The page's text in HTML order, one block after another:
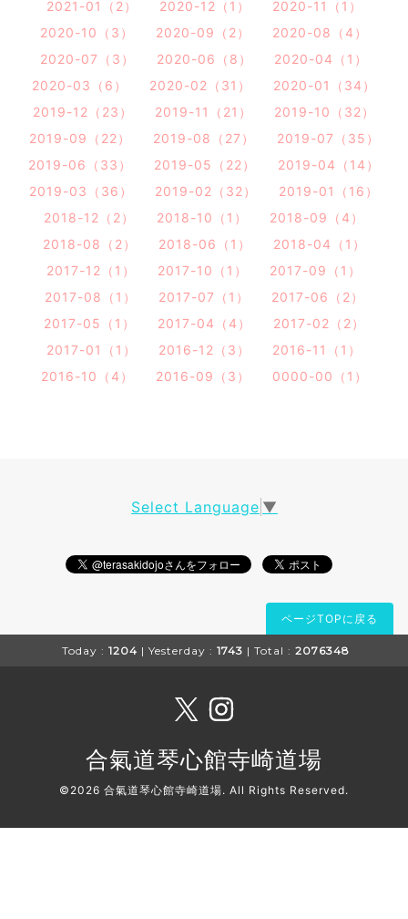
2021-01（2）
2020-12（1）
2020-11（1）
2020-10（3）
2020-09（2）
2020-08（4）
2020-07（3）
2020-06（8）
2020-04（1）
2020-03（6）
2020-02（31）
2020-01（34）
2019-12（23）
2019-11（21）
2019-10（32）
2019-09（22）
2019-08（27）
2019-07（35）
2019-06（33）
2019-05（22）
2019-04（14）
2019-03（36）
2019-02（32）
2019-01（16）
2018-12（2）
2018-10（1）
2018-09（4）
2018-08（2）
2018-06（1）
2018-04（1）
2017-12（1）
2017-10（1）
2017-09（1）
2017-08（1）
2017-07（1）
2017-06（2）
2017-05（1）
2017-04（4）
2017-02（2）
2017-01（1）
2016-12（3）
2016-11（1）
2016-10（4）
2016-09（3） 0000-00（1）
Select Language ▼
ページTOPに戻る
Today : 1204 | Yesterday : 1743 | Total : 2076348
合氣道琴心館寺崎道場
©2026 合氣道琴心館寺崎道場. All Rights Reserved.